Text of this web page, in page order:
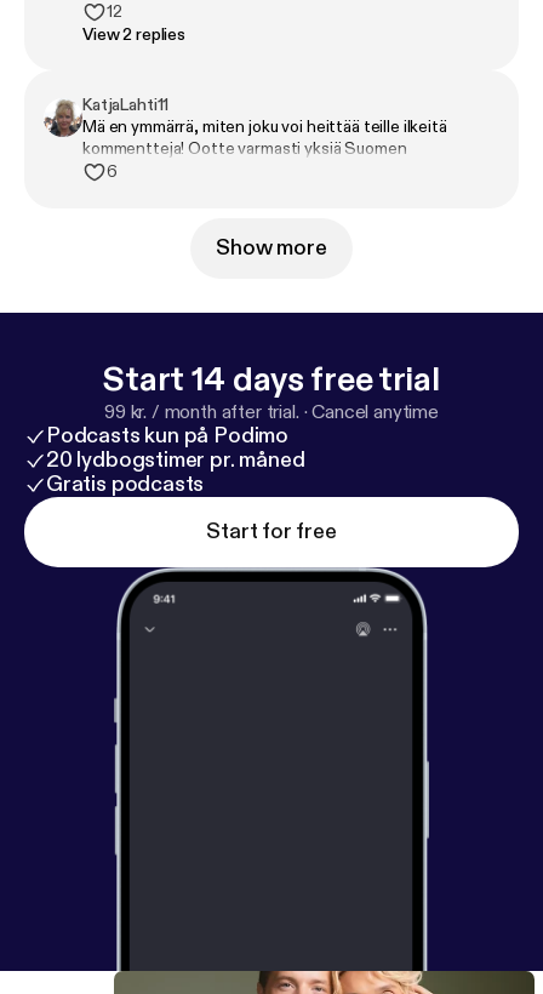
12
View 2 replies
KatjaLahti11
Mä en ymmärrä, miten joku voi heittää teille ilkeitä
kommentteja! Ootte varmasti yksiä Suomen
hauskimmista ja mukavimmista ihmisistä. Ootte tuoneet
podcastailua vielä pitkään. Ja onnea uudesta
juontohommasta! You guys rock! 🤘💪🥰
6
Show more
Start 14 days free trial
99 kr. / month after trial. ·Cancel anytime
Podcasts kun på Podimo
20 lydbogstimer pr. måned
Gratis podcasts
Start for free